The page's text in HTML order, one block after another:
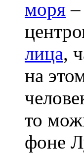
моря –
лица,
на
то
фоне